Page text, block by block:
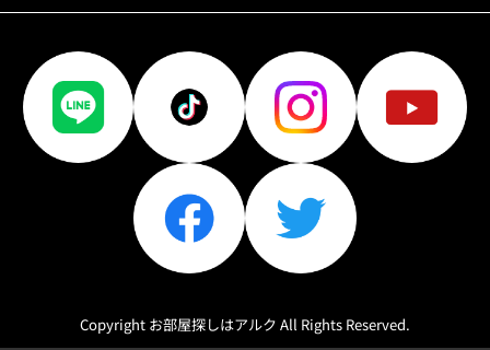
Copyright お部屋探しはアルク All Rights Reserved.